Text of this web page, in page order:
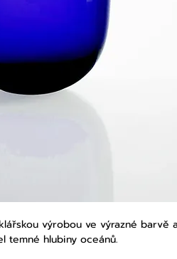
výrobou ve výrazné barvě
temné hlubiny oceánů.